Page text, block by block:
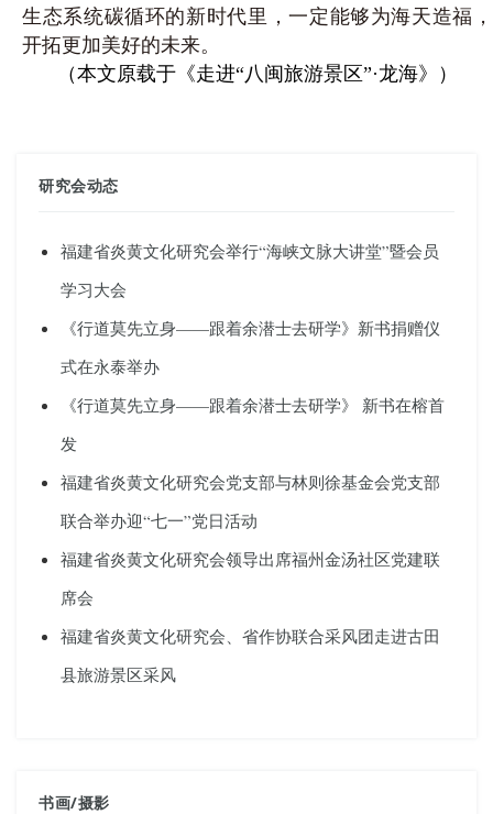
生态系统碳循环的新时代里，一定能够为海天造福，
开拓更加美好的未来。
（本文原载于《走进“八闽旅游景区”·龙海》）
研究会动态
福建省炎黄文化研究会举行“海峡文脉大讲堂”暨会员
学习大会
《行道莫先立身——跟着余潜士去研学》新书捐赠仪
式在永泰举办
《行道莫先立身——跟着余潜士去研学》 新书在榕首
发
福建省炎黄文化研究会党支部与林则徐基金会党支部
联合举办迎“七一”党日活动
福建省炎黄文化研究会领导出席福州金汤社区党建联
席会
福建省炎黄文化研究会、省作协联合采风团走进古田
县旅游景区采风
书画/摄影